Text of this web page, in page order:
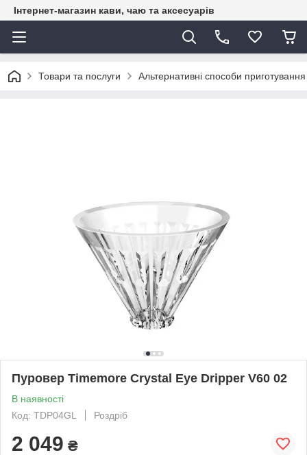
Інтернет-магазин кави, чаю та аксесуарів
Товари та послуги Альтернативні способи
Пуровер Timemore Crystal Eye Dripper V60 02
В наявності
Код: TDP04GL
Роздріб
2 049 ₴